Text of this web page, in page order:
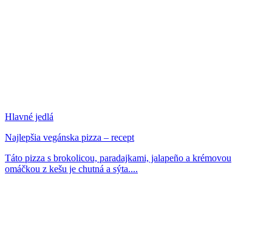
Hlavné jedlá
Najlepšia vegánska pizza – recept
Táto pizza s brokolicou, paradajkami, jalapeño a krémovou
omáčkou z kešu je chutná a sýta....